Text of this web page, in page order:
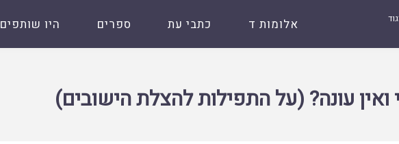
אלומות ד כתבי עת ספרים היו שותפים
עונה? (על התפילות להצלת הישובים)